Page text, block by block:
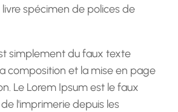
livre spécimen de polices de
simplement du faux texte
composition et la mise en page
Le Lorem Ipsum est le faux
l'imprimerie depuis les